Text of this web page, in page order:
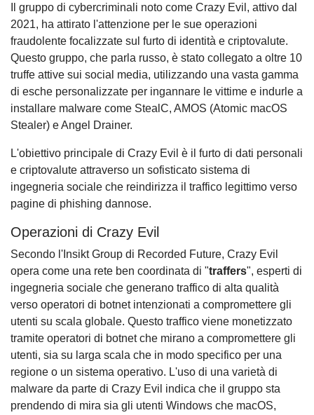
Il gruppo di cybercriminali noto come Crazy Evil, attivo dal
2021, ha attirato l'attenzione per le sue operazioni
fraudolente focalizzate sul furto di identità e criptovalute.
Questo gruppo, che parla russo, è stato collegato a oltre 10
truffe attive sui social media, utilizzando una vasta gamma
di esche personalizzate per ingannare le vittime e indurle a
installare malware come StealC, AMOS (Atomic macOS
Stealer) e Angel Drainer.
L'obiettivo principale di Crazy Evil è il furto di dati personali
e criptovalute attraverso un sofisticato sistema di
ingegneria sociale che reindirizza il traffico legittimo verso
pagine di phishing dannose.
Operazioni di Crazy Evil
Secondo l'Insikt Group di Recorded Future, Crazy Evil
opera come una rete ben coordinata di "traffers", esperti di
ingegneria sociale che generano traffico di alta qualità
verso operatori di botnet intenzionati a compromettere gli
utenti su scala globale. Questo traffico viene monetizzato
tramite operatori di botnet che mirano a compromettere gli
utenti, sia su larga scala che in modo specifico per una
regione o un sistema operativo. L'uso di una varietà di
malware da parte di Crazy Evil indica che il gruppo sta
prendendo di mira sia gli utenti Windows che macOS,